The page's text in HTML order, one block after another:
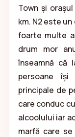
Town și
km. N2 este
foarte multe
drum mor
înseamnă că
persoane își
principale de
care conduc
alcoolului iar
marfă care